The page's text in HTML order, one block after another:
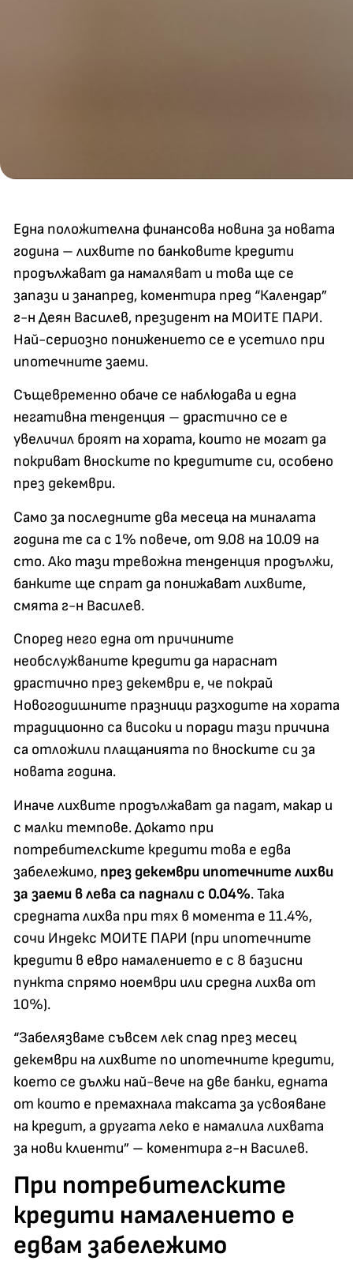
Една положителна финансова новина за новата
година – лихвите по банковите кредити
продължават да намаляват и това ще се
запази и занапред, коментира пред “Календар”
г-н Деян Василев, президент на МОИТЕ ПАРИ.
Най-сериозно понижението се е усетило при
ипотечните заеми.
Същевременно обаче се наблюдава и една
негативна тенденция – драстично се е
увеличил броят на хората, които не могат да
покриват вноските по кредитите си, особено
през декември.
Само за последните два месеца на миналата
година те са с 1% повече, от 9.08 на 10.09 на
сто. Ако тази тревожна тенденция продължи,
банките ще спрат да понижават лихвите,
смята г-н Василев.
Според него една от причините
необслужваните кредити да нараснат
драстично през декември е, че покрай
Новогодишните празници разходите на хората
традиционно са високи и поради тази причина
са отложили плащанията по вноските си за
новата година.
Иначе лихвите продължават да падат, макар и
с малки темпове. Докато при
потребителските кредити това е едва
забележимо, през декември ипотечните лихви
за заеми в лева са паднали с 0.04%. Така
средната лихва при тях в момента е 11.4%,
сочи Индекс МОИТЕ ПАРИ (при ипотечните
кредити в евро намалението е с 8 базисни
пункта спрямо ноември или средна лихва от
10%).
“Забелязваме съвсем лек спад през месец
декември на лихвите по ипотечните кредити,
което се дължи най-вече на две банки, едната
от които е премахнала таксата за усвояване
на кредит, а другата леко е намалила лихвата
за нови клиенти” – коментира г-н Василев.
При потребителските
кредити намалението е
едвам забележимо